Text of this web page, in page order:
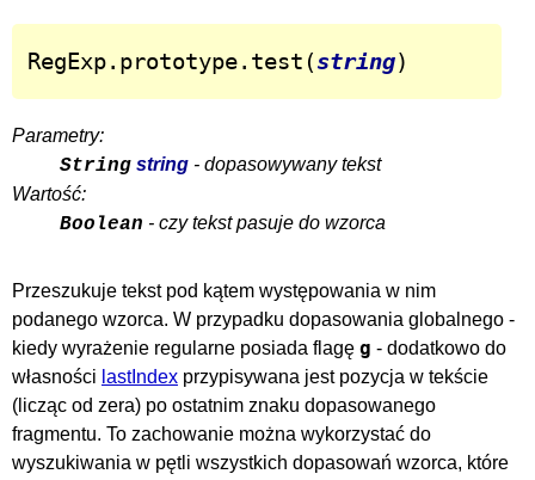
RegExp.prototype.test(string)
Parametry:
String string - dopasowywany tekst
Wartość:
Boolean - czy tekst pasuje do wzorca
Przeszukuje tekst pod kątem występowania w nim
podanego wzorca. W przypadku dopasowania globalnego -
kiedy wyrażenie regularne posiada flagę g - dodatkowo do
własności lastIndex przypisywana jest pozycja w tekście
(licząc od zera) po ostatnim znaku dopasowanego
fragmentu. To zachowanie można wykorzystać do
wyszukiwania w pętli wszystkich dopasowań wzorca, które